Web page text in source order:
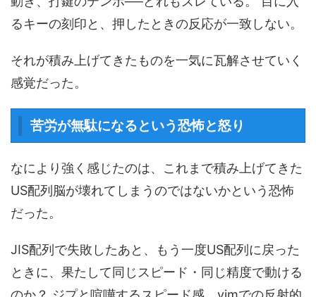
るキーの刻印と、押したときの反応が一致しない。
それが積み上げてきたものを一気に瓦解させていく
感覚だった。
苦労が無駄になるという恐怖と怒り
なにより強く感じたのは、これまで積み上げてきた
US配列脳が壊れてしまうのではないかという恐怖
だった。
JIS配列で失敗したあと、もう一度US配列に戻った
ときに、果たして同じスピード・同じ精度で動ける